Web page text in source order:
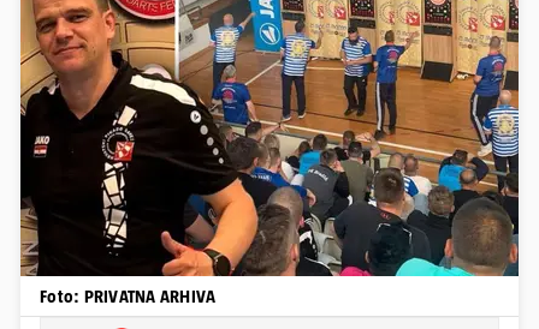
Foto: PRIVATNA ARHIVA